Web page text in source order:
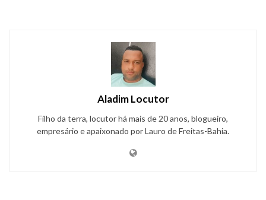
Aladim Locutor
Filho da terra, locutor há mais de 20 anos, blogueiro,
empresário e apaixonado por Lauro de Freitas-Bahia.